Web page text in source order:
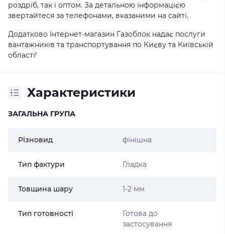
роздріб, так і оптом. За детальною інформацією
звертайтеся за телефонами, вказаними на сайті.
Додатково Інтернет-магазин Газоблок надає послуги
вантажників та транспортування по Києву та Київській
області!
Характеристики
ЗАГАЛЬНА ГРУПА
Різновид фінішна
Тип фактури Гладка
Товщина шару 1-2 мм
Тип готовності
Готова до
застосування